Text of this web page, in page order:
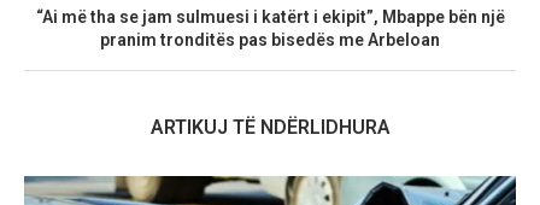
“Ai më tha se jam sulmuesi i katërt i ekipit”, Mbappe bën një
pranim tronditës pas bisedës me Arbeloan
ARTIKUJ TË NDËRLIDHURA